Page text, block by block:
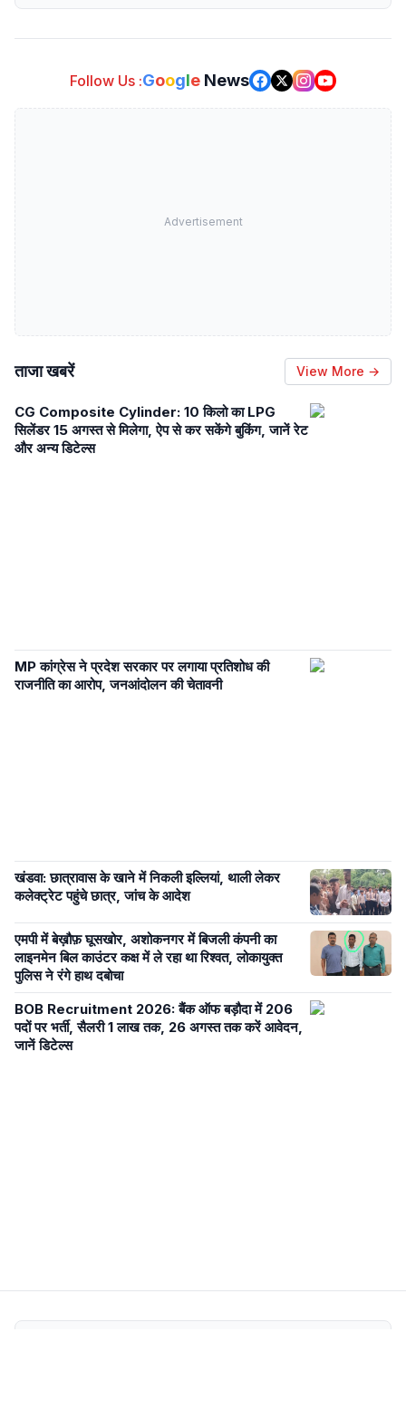
Follow Us :Google News
Advertisement
ताजा खबरें View More →
CG Composite Cylinder: 10 किलो का LPG
सिलेंडर 15 अगस्त से मिलेगा, ऐप से कर सकेंगे बुकिंग, जानें रेट
और अन्य डिटेल्स
MP कांग्रेस ने प्रदेश सरकार पर लगाया प्रतिशोध की
राजनीति का आरोप, जनआंदोलन की चेतावनी
खंडवा: छात्रावास के खाने में निकली इल्लियां, थाली लेकर
कलेक्ट्रेट पहुंचे छात्र, जांच के आदेश
एमपी में बेख़ौफ़ घूसखोर, अशोकनगर में बिजली कंपनी का
लाइनमेन बिल काउंटर कक्ष में ले रहा था रिश्वत, लोकायुक्त
पुलिस ने रंगे हाथ दबोचा
BOB Recruitment 2026: बैंक ऑफ बड़ौदा में 206
पदों पर भर्ती, सैलरी 1 लाख तक, 26 अगस्त तक करें आवेदन,
जानें डिटेल्स